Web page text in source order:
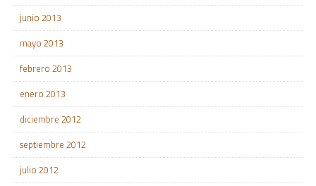
junio 2013
mayo 2013
febrero 2013
enero 2013
diciembre 2012
septiembre 2012
julio 2012